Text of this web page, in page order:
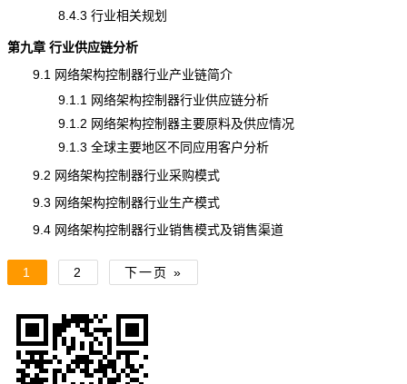
8.4.3 行业相关规划
第九章 行业供应链分析
9.1 网络架构控制器行业产业链简介
9.1.1 网络架构控制器行业供应链分析
9.1.2 网络架构控制器主要原料及供应情况
9.1.3 全球主要地区不同应用客户分析
9.2 网络架构控制器行业采购模式
9.3 网络架构控制器行业生产模式
9.4 网络架构控制器行业销售模式及销售渠道
1 2 下一页 »